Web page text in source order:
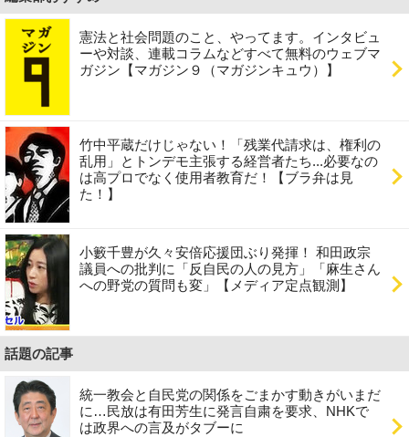
憲法と社会問題のこと、やってます。インタビュ
ーや対談、連載コラムなどすべて無料のウェブマ
ガジン【マガジン９（マガジンキュウ）】
竹中平蔵だけじゃない！「残業代請求は、権利の
乱用」とトンデモ主張する経営者たち...必要なの
は高プロでなく使用者教育だ！【ブラ弁は見
た！】
小籔千豊が久々安倍応援団ぶり発揮！ 和田政宗
議員への批判に「反自民の人の見方」「麻生さん
への野党の質問も変」【メディア定点観測】
話題の記事
統一教会と自民党の関係をごまかす動きがいまだ
に…民放は有田芳生に発言自粛を要求、NHKで
は政界への言及がタブーに